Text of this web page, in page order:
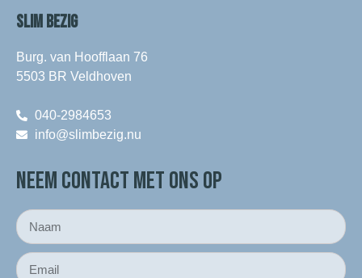
SLIM BEZIG
Burg. van Hoofflaan 76
5503 BR Veldhoven
040-2984653
info@slimbezig.nu
NEEM CONTACT MET ONS OP